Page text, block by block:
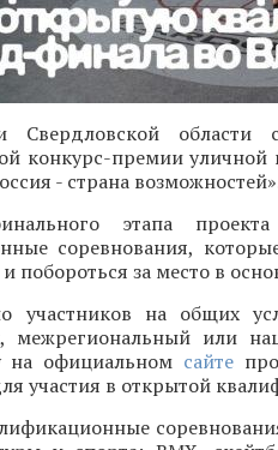
Свердловской
конкурс-премии уличной
- страна
этапа
соревнования,
побороться за место в
участников на общих
межрегиональный или
на официальном сайте
участия в открытой